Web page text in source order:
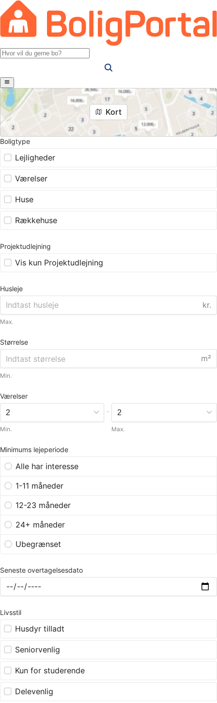
Kort
Boligtype
Lejligheder
Værelser
Huse
Rækkehuse
Projektudlejning
Vis kun Projektudlejning
Husleje
kr.
Max.
Størrelse
m²
Min.
Værelser
Min.
-
Max.
Minimums lejeperiode
Alle har interesse
1-11 måneder
12-23 måneder
24+ måneder
Ubegrænset
Seneste overtagelsesdato
Livsstil
Husdyr tilladt
Seniorvenlig
Kun for studerende
Delevenlig